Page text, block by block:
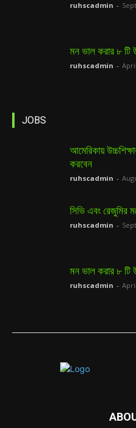
ruhscadmin -
মন ভাল করার ৮ টি
ruhscadmin -
JOBS
আমেরিকায়
করবেন
ruhscadmin -
সিভি এবং রেজুমির
ruhscadmin -
মন ভাল করার ৮ টি
ruhscadmin -